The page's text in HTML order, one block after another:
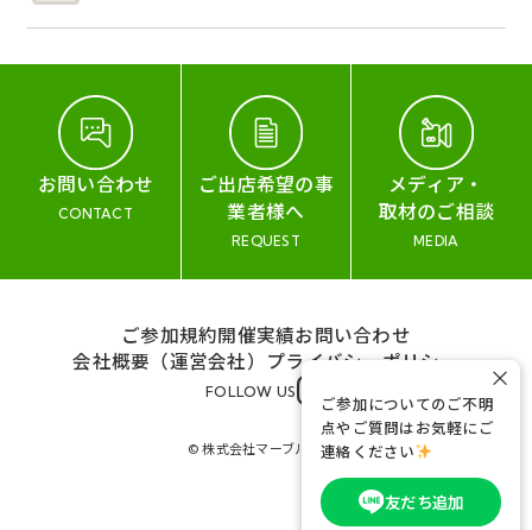
お問い合わせ
CONTACT
ご出店希望の事
業者様へ
REQUEST
メディア・
取材のご相談
MEDIA
ご参加規約開催実績お問い合わせ
会社概要（運営会社） プライバシーポリシー
FOLLOW US
© 株式会社マーブル&コー
ご参加についてのご不明
点やご質問はお気軽にご
連絡ください
友だち追加
×